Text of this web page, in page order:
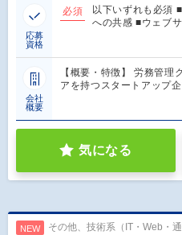
応募
資格
必須
以下いずれも必須
への共感 ■ウェブ
会社
概要
【概要・特徴】 労務管理
アを持つスタートアップ
気になる
NEW その他、技術系（IT・Web・通